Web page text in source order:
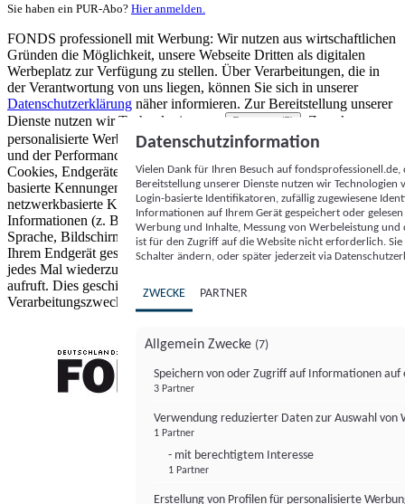
Sie haben ein PUR-Abo? Hier anmelden.
FONDS professionell mit Werbung: Wir nutzen aus wirtschaftlichen
Gründen die Möglichkeit, unsere Webseite Dritten als digitalen
Werbeplatz zur Verfügung zu stellen. Über Verarbeitungen, die in
der Verantwortung von uns liegen, können Sie sich in unserer
Datenschutzerklärung näher informieren. Zur Bereitstellung unserer
Dienste nutzen wir Technologien von
Partnern (5)
. Zwecke:
personalisierte Werbung und Inhalte, Messung von Werbeleistung
und der Performance von Inhalten sowie Zielgruppenforschung.
Cookies, Endgeräte- oder ähnliche Online-Kennungen (z. B. login-
basierte Kennungen, zufällig generierte Kennungen,
netzwerkbasierte Kennungen) können zusammen mit anderen
Informationen (z. B. Browsertyp und Browserinformationen,
Sprache, Bildschirmgröße, unterstützte Technologien usw.) auf
Ihrem Endgerät gespeichert oder von dort ausgelesen werden, um es
jedes Mal wiederzuerkennen, wenn es eine App oder einer Webseite
aufruft. Dies geschieht für einen oder mehrere der hier aufgeführten
Verarbeitungszwecke.
Datenschutzinformation
Vielen Dank für Ihren Besuch auf
Bereitstellung unserer Dienste nutzen wir Technologien
Login-basierte Identifikatoren, zufällig zugewiesene
Informationen auf Ihrem Gerät gespeichert oder
Werbung und Inhalte, Messung von Werbeleistung
ist für den Zugriff auf die Website nicht erforderlich.
Schalter ändern, oder später jederzeit via
ZWECKE PARTNER
Allgemein Zwecke (7)
Speichern von oder Zugriff auf Informationen auf
3 Partner
Verwendung reduzierter Daten zur Auswahl von
1 Partner
- mit berechtigtem Interesse
1 Partner
Erstellung von Profilen für personalisierte
FONDS professionell